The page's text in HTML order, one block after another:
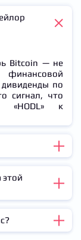
Bitcoin — не
по
сигнал, что
«HODL» к
акция с
Инвесторы
выручку
все в плюсе.
с покрытием
этой
делютинг
упадет